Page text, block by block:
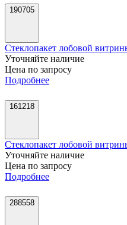
190705
Стеклопакет лобовой
Уточняйте наличие
Цена по запросу
Подробнее
161218
Стеклопакет лобовой
Уточняйте наличие
Цена по запросу
Подробнее
288558